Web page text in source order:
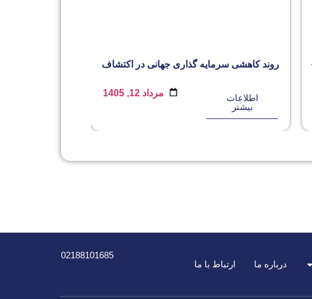
روند کاهشی سرمایه گذاری جهانی در اکتشاف
اطلاعات
بیشتر
مرداد 12, 1405
درباره ما ارتباط با ما
02188101685